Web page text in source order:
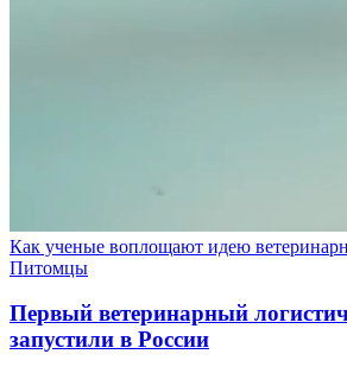
Как ученые воплощают идею
Питомцы
Первый ветеринарный
запустили в России